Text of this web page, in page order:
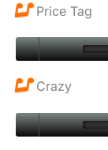
Price Tag
Crazy